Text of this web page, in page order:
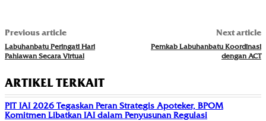
Previous article
Labuhanbatu Peringati Hari
Pahlawan Secara Virtual
Next article
Pemkab Labuhanbatu Koordinasi
dengan ACT
ARTIKEL TERKAIT
PIT IAI 2026 Tegaskan Peran Strategis Apoteker, BPOM
Komitmen Libatkan IAI dalam Penyusunan Regulasi